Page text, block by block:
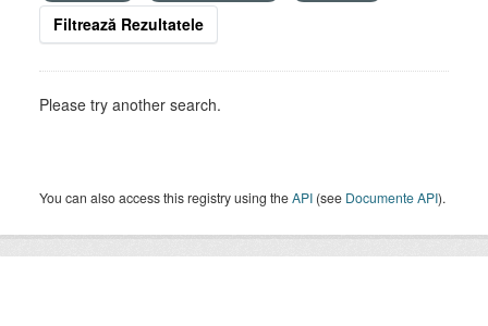
Filtrează Rezultatele
Please try another search.
You can also access this registry using theAPI (see Documente API).